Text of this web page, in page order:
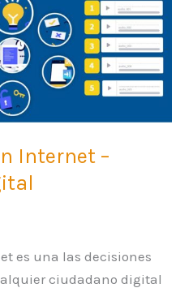
Internet –
es una las decisiones
ciudadano digital